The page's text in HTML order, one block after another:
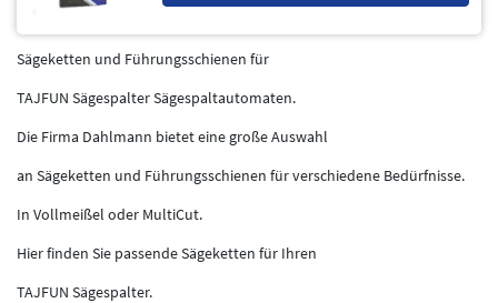
Sägeketten und Führungsschienen für
TAJFUN Sägespalter Sägespaltautomaten.
Die Firma Dahlmann bietet eine große Auswahl
an Sägeketten und Führungsschienen für verschiedene Bedürfnisse.
In Vollmeißel oder MultiCut.
Hier finden Sie passende Sägeketten für Ihren
TAJFUN Sägespalter.